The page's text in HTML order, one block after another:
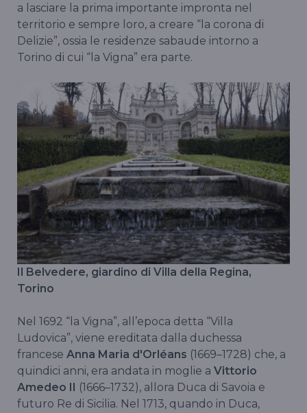
a lasciare la prima importante impronta nel
territorio e sempre loro, a creare “la corona di
Delizie”, ossia le residenze sabaude intorno a
Torino di cui “la Vigna” era parte.
Il Belvedere, giardino di Villa della Regina,
Torino
Nel 1692 “la Vigna”, all’epoca detta “Villa
Ludovica”, viene ereditata dalla duchessa
francese Anna Maria d'Orléans (1669–1728) che, a
quindici anni, era andata in moglie a Vittorio
Amedeo II
(1666–1732), allora Duca di Savoia e
futuro Re di Sicilia. Nel 1713, quando in Duca,